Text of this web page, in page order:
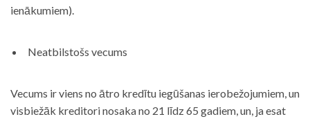
ienākumiem).
Neatbilstošs vecums
Vecums ir viens no ātro kredītu iegūšanas ierobežojumiem, un
visbiežāk kreditori nosaka no 21 līdz 65 gadiem, un, ja esat